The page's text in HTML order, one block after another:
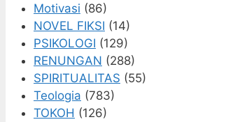
Motivasi (86)
NOVEL FIKSI (14)
PSIKOLOGI (129)
RENUNGAN (288)
SPIRITUALITAS (55)
Teologia (783)
TOKOH (126)